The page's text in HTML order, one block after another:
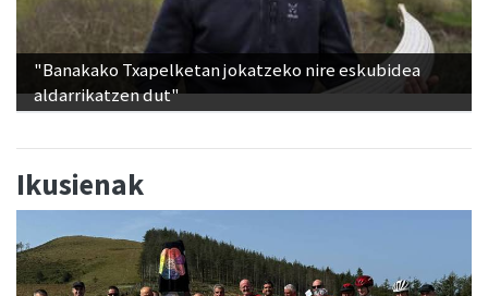
"Banakako Txapelketan jokatzeko nire eskubidea
aldarrikatzen dut"
Ikusienak